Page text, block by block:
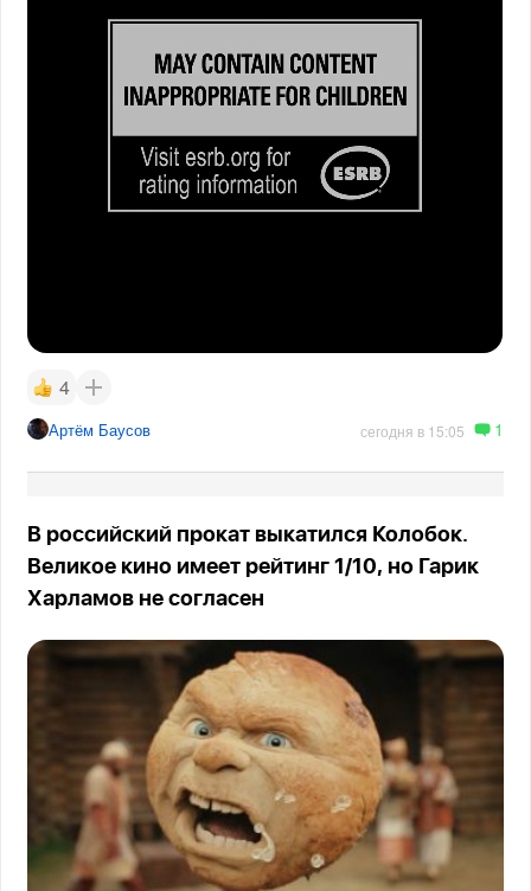
4
Артём Баусов сегодня в 15:05 1
В российский прокат выкатился Колобок.
Великое кино имеет рейтинг 1/10, но Гарик
Харламов не согласен